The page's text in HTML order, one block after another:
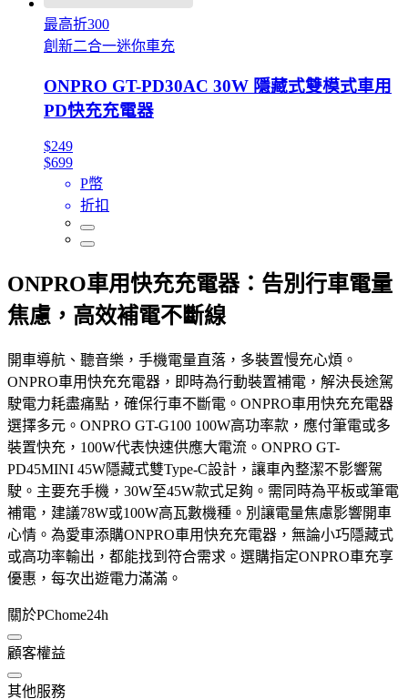
最高折300
創新二合一迷你車充
ONPRO GT-PD30AC 30W 隱藏式雙模式車用
PD快充充電器
$249
$699
P幣
折扣
ONPRO車用快充充電器：告別行車電量
焦慮，高效補電不斷線
開車導航、聽音樂，手機電量直落，多裝置慢充心煩。
ONPRO車用快充充電器，即時為行動裝置補電，解決長途駕
駛電力耗盡痛點，確保行車不斷電。ONPRO車用快充充電器
選擇多元。ONPRO GT-G100 100W高功率款，應付筆電或多
裝置快充，100W代表快速供應大電流。ONPRO GT-
PD45MINI 45W隱藏式雙Type-C設計，讓車內整潔不影響駕
駛。主要充手機，30W至45W款式足夠。需同時為平板或筆電
補電，建議78W或100W高瓦數機種。別讓電量焦慮影響開車
心情。為愛車添購ONPRO車用快充充電器，無論小巧隱藏式
或高功率輸出，都能找到符合需求。選購指定ONPRO車充享
優惠，每次出遊電力滿滿。
關於PChome24h
顧客權益
其他服務